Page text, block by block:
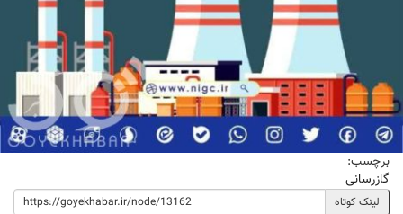
برچسب:
گازرسانی
لینک کوتاه